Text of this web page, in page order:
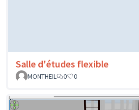
Salle d'études flexible
MONTHEIL
0 0